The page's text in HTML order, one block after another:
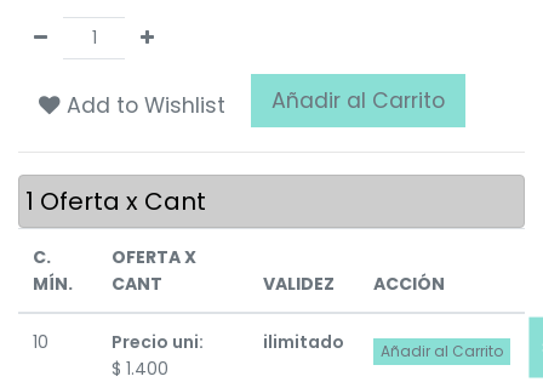
Add to Wishlist Añadir al Carrito
1 Oferta x Cant
C.
MÍN.
OFERTA X
CANT
VALIDEZ ACCIÓN
10
Precio uni:
$ 1.400
ilimitado Añadir al Carrito